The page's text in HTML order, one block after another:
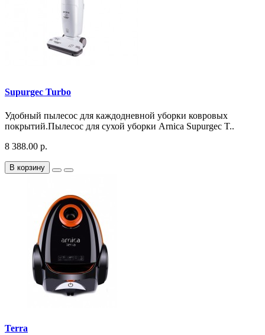
Supurgec Turbo
Удобный пылесос для каждодневной уборки ковровых
покрытий.Пылесос для сухой уборки Arnica Supurgec T..
8 388.00 р.
В корзину
Terra